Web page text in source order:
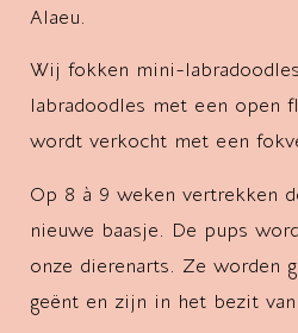
Alaeu.
Wij fokken mini-
labradoodles met een open
wordt verkocht met een
Op 8 à 9 weken vertrekken
nieuwe baasje. De pups
onze dierenarts. Ze worden
geënt en zijn in het bezit